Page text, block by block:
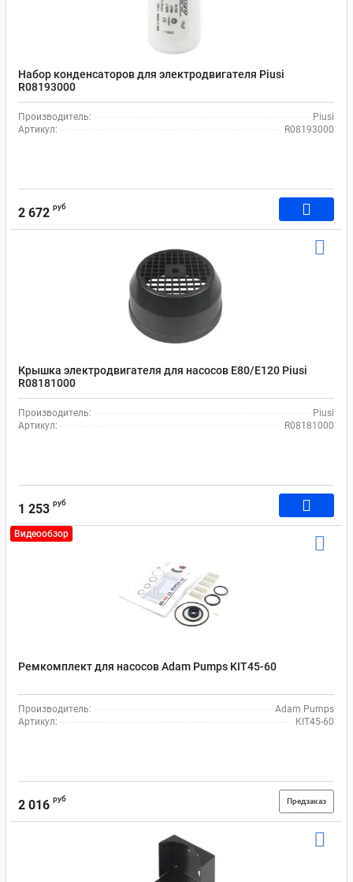
Набор конденсаторов для электродвигателя Piusi
R08193000
Производитель:
Piusi
Артикул:
R08193000
2 672 руб
Крышка электродвигателя для насосов E80/E120 Piusi
R08181000
Производитель:
Piusi
Артикул:
R08181000
1 253 руб
Видеообзор
Ремкомплект для насосов Adam Pumps KIT45-60
Производитель:
Adam Pumps
Артикул:
KIT45-60
2 016 руб Предзаказ